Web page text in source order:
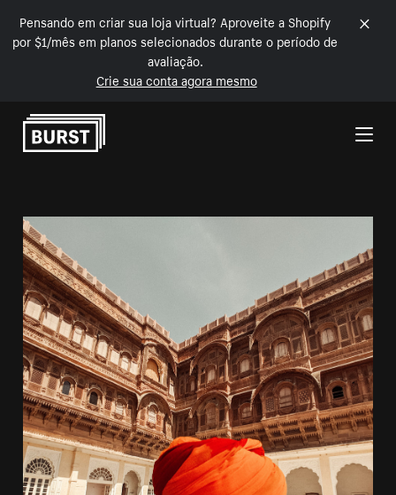
Pensando em criar sua loja virtual? Aproveite a Shopify
por $1/mês em planos selecionados durante o período de
avaliação.
Crie sua conta agora mesmo
Pular para o conteúdo